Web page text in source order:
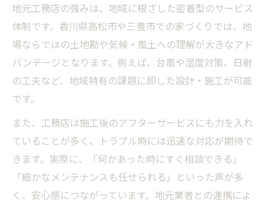
地元工務店の強みは、地域に根ざした密着型のサービス
体制です。香川県高松市や三豊市での家づくりでは、地
場ならではの土地勘や気候・風土への理解が大きなアド
バンテージとなります。例えば、台風や湿度対策、日射
の工夫など、地域特有の課題に即した設計・施工が可能
です。
また、工務店は施工後のアフターサービスにも力を入れ
ていることが多く、トラブル時には迅速な対応が期待で
きます。実際に、「何かあった時にすぐ相談できる」
「細かなメンテナンスも任せられる」といった声が多
く、安心感につながっています。地元業者との連携によ